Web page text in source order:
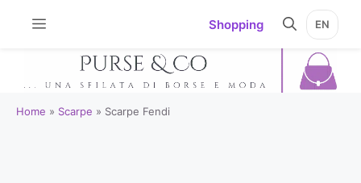
Shopping EN
Home » Scarpe » Scarpe Fendi